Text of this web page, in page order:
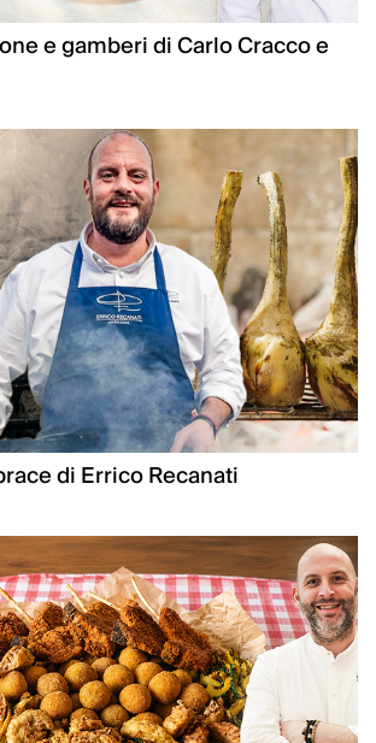
e gamberi di Carlo Cracco e
di Errico Recanati